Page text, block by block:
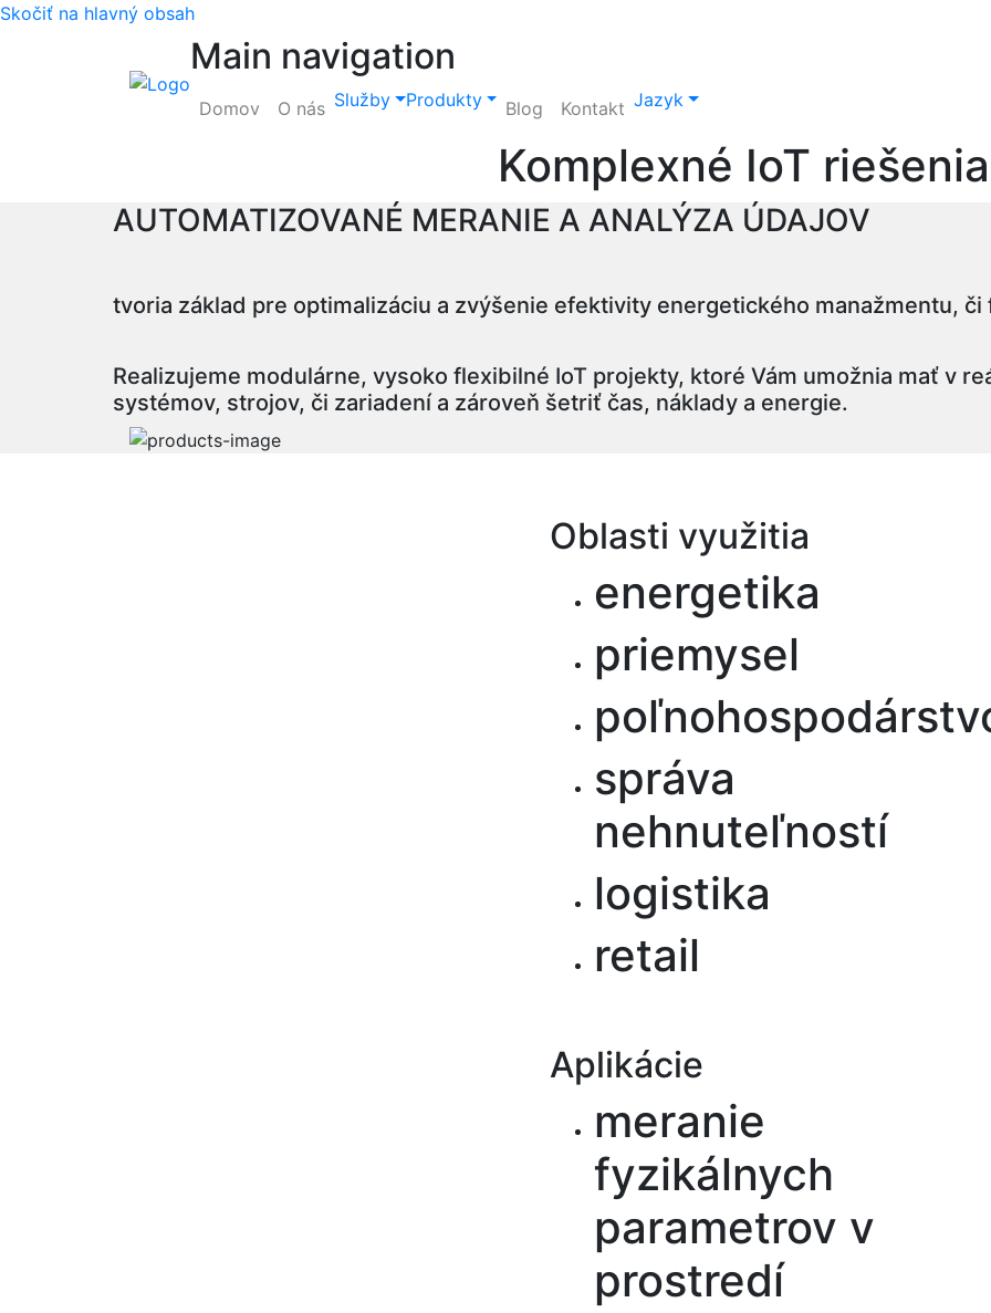
Skočiť na hlavný obsah
Main navigation
Domov O nás Služby Produkty Blog Kontakt Jazyk
Komplexné IoT riešenia
AUTOMATIZOVANÉ MERANIE A ANALÝZA ÚDAJOV
tvoria základ pre optimalizáciu a zvýšenie efektivity energetického manažmentu,
Realizujeme modulárne, vysoko flexibilné IoT projekty, ktoré Vám umožnia mať v
systémov, strojov, či zariadení a zároveň šetriť čas, náklady a energie.
Oblasti využitia
energetika
priemysel
správa
nehnuteľností
logistika
retail
Aplikácie
meranie
fyzikálnych
parametrov v
prostredí